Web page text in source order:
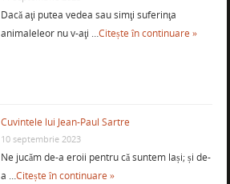
Dacă aţi putea vedea sau simţi suferinţa
animaleleor nu v-aţi …Citește în continuare »
Cuvintele lui Jean-Paul Sartre
10 septembrie 2023
Ne jucăm de-a eroii pentru că suntem lași; și de-
a …Citește în continuare »